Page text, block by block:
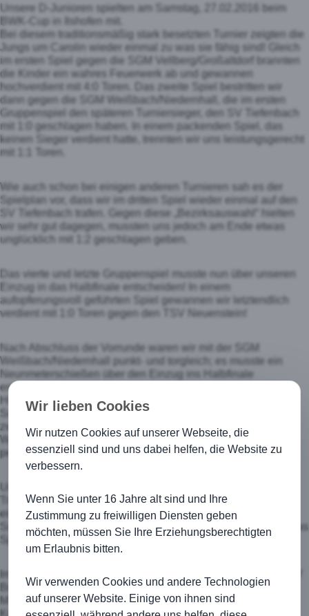
Unsere D-Junioren spielten am Samstag, 27.02.2016 beim
BWK-Cup in Ilshofen mit.
Bei diesem traditionsmäßig stark besetzten Turnier zeigten die
Jungs um Carolin wieder einmal zu was sie fähig sind! Gleich
im ersten Spiel gegen die SGM Vellberg/Großaltdorf brannten
die Kinder ein wahres Feuerwerk ab und gewannen
hochverdient mit 4:0 Toren. Das zweite Spiel bestritten wir
dann gegen die SGM Weißbach/Niedernhall, die im ersten
Gruppenspiel den späteren Turniersieger, den SV Tiefenbach
mit 1:0 geschlagen haben. In einem packenden Spiel, das
keinen Sieger verdient hatte, trennten wir uns leistungsgerecht
mit 1:1 Toren.
Wie auch schon bei einigen anderen Turnieren sah es der
Spielplan vor, dass wir im dritten Spiel wieder einmal auf den
SV Tiefenbach trafen. Gegen diese „Bezirksauswahl“ hielten
wir sehr gut dagegen, mussten uns jedoch am Ende etwas
unglücklich mit 1:2 geschlagen geben.
Das vierte und letzte Gruppenspiel musste nun über unseren
Einzug in das Halbfinale entscheiden! In einem
aufopferungsvoll geführten Spiel gewannen wir letztendlich
verdient mit 1:0 Toren gegen den TSV Neuenstein!
Nach Abschluss der Vorrunde waren wir mit der SGM
Weißbach/Niedernhall punkt- und torgleich; es musste ein
Neunmeterschießen über den Einzug ins Halbfinale
entscheiden!
Hier bewiesen wir wieder einmal das wir zum einen sichere
Schützen und mit Thimo einen überragenden Torspieler
zwischen den Pfosten haben.
Wir gewannen mit 7:6 Toren; der Einzug ins Halbfinale war
perfekt!
Trainers (!) überhart und es wurden mehrere Fouls, die
eigentlich eine Zeitstrafe nach sich ziehen mussten, vom
Schiedsrichter zu lasch geahndet. Letztendlich verloren wir das
Spiel mit 1:3 Toren.
Im Spiel um den dritten Platz mussten wir nun gegen den TSV
Braunsbach spielen.
Man merkte nun dass die vorrangegangenen Spiele sehr viel
Wir lieben Cookies
Wir nutzen Cookies auf unserer Webseite, die
essenziell sind und uns dabei helfen, die Website zu
verbessern.
Wenn Sie unter 16 Jahre alt sind und Ihre
Zustimmung zu freiwilligen Diensten geben
möchten, müssen Sie Ihre Erziehungsberechtigten
um Erlaubnis bitten.
Wir verwenden Cookies und andere Technologien
auf unserer Website. Einige von ihnen sind